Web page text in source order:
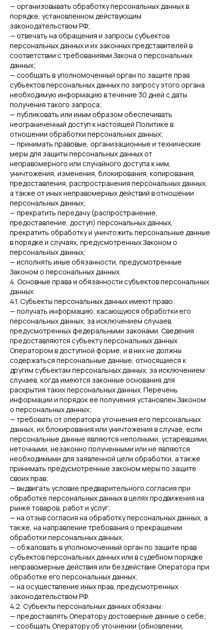
— организовывать обработку персональных данных в
порядке, установленном действующим
законодательством РФ;
— отвечать на обращения и запросы субъектов
персональных данных и их законных представителей в
соответствии с требованиями Закона о персональных
данных;
— сообщать в уполномоченный орган по защите прав
субъектов персональных данных по запросу этого органа
необходимую информацию в течение 30 дней с даты
получения такого запроса;
— публиковать или иным образом обеспечивать
неограниченный доступ к настоящей Политике в
отношении обработки персональных данных;
— принимать правовые, организационные и технические
меры для защиты персональных данных от
неправомерного или случайного доступа к ним,
уничтожения, изменения, блокирования, копирования,
предоставления, распространения персональных данных,
а также от иных неправомерных действий в отношении
персональных данных;
— прекратить передачу (распространение,
предоставление, доступ) персональных данных,
прекратить обработку и уничтожить персональные данные
в порядке и случаях, предусмотренных Законом о
персональных данных;
— исполнять иные обязанности, предусмотренные
Законом о персональных данных.
4. Основные права и обязанности субъектов персональных
данных
4.1. Субъекты персональных данных имеют право:
— получать информацию, касающуюся обработки его
персональных данных, за исключением случаев,
предусмотренных федеральными законами. Сведения
предоставляются субъекту персональных данных
Оператором в доступной форме, и в них не должны
содержаться персональные данные, относящиеся к
другим субъектам персональных данных, за исключением
случаев, когда имеются законные основания для
раскрытия таких персональных данных. Перечень
информации и порядок ее получения установлен Законом
о персональных данных;
— требовать от оператора уточнения его персональных
данных, их блокирования или уничтожения в случае, если
персональные данные являются неполными, устаревшими,
неточными, незаконно полученными или не являются
необходимыми для заявленной цели обработки, а также
принимать предусмотренные законом меры по защите
своих прав;
— выдвигать условие предварительного согласия при
обработке персональных данных в целях продвижения на
рынке товаров, работ и услуг;
— на отзыв согласия на обработку персональных данных, а
также, на направление требования о прекращении
обработки персональных данных;
— обжаловать в уполномоченный орган по защите прав
субъектов персональных данных или в судебном порядке
неправомерные действия или бездействие Оператора при
обработке его персональных данных;
— на осуществление иных прав, предусмотренных
законодательством РФ.
4.2. Субъекты персональных данных обязаны:
— предоставлять Оператору достоверные данные о себе;
— сообщать Оператору об уточнении (обновлении,